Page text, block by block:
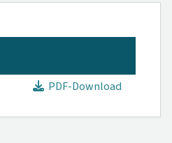
PDF-Download